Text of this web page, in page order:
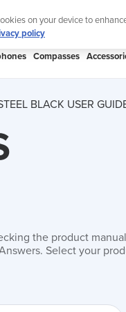
Lightweight
Compasses
BLACK USER
the product
Select your
on your device to
policy